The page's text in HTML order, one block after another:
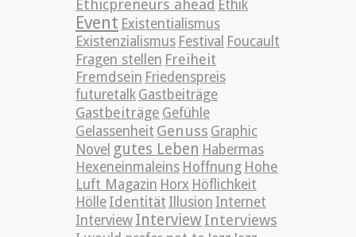
Ethicpreneurs ahead Ethik
Event Existentialismus
Existenzialismus Festival Foucault
Fragen stellen Freiheit
Fremdsein Friedenspreis
futuretalk Gastbeiträge
Gastbeiträge Gefühle
Gelassenheit Genuss Graphic
Novel gutes Leben Habermas
Hexeneinmaleins Hoffnung Hohe
Luft Magazin Horx Höflichkeit
Hölle Identität Illusion Internet
Interview InterviewInterviews